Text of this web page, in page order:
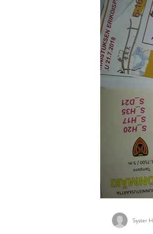
Syster H